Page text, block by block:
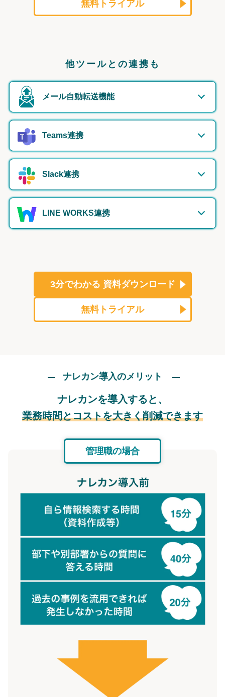
無料トライアル
他ツールとの連携も
メール自動転送機能
Teams連携
Slack連携
LINE WORKS連携
3分でわかる 資料ダウンロード
無料トライアル
ナレカン導入のメリット
ナレカンを導入すると、
業務時間とコストを大きく削減できます
管理職の場合